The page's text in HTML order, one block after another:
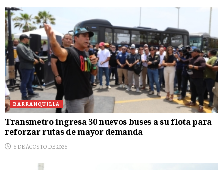
BARRANQUILLA
Transmetro ingresa 30 nuevos buses a su flota para
reforzar rutas de mayor demanda
6 DE AGOSTO DE 2026